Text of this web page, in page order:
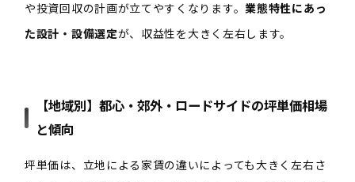
や投資回収の計画が立てやすくなります。業態特性にあっ
た設計・設備選定が、収益性を大きく左右します。
【地域別】都心・郊外・ロードサイドの坪単価相場
と傾向
坪単価は、立地による家賃の違いによっても大きく左右さ